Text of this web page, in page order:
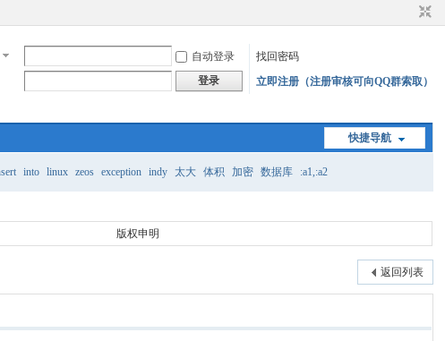
自动登录
找回密码
登录 立即注册（注册审核可向QQ群索取）
快捷导航
into linux zeos exception indy 太大 体积 加密 数据库 :a1,:a2
版权申明
返回列表